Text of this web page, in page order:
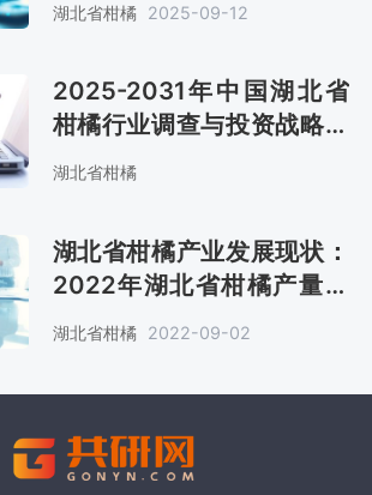
[图]
湖北省柑橘 2025-09-12
2025-2031年中国湖北省
柑橘行业调查与投资战略咨
询报告
湖北省柑橘
湖北省柑橘产业发展现状：
2022年湖北省柑橘产量有
望突破530万吨[图]
湖北省柑橘 2022-09-02